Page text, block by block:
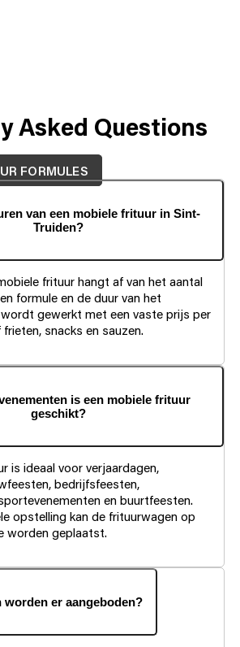
Asked Questions
FORMULES
van een mobiele frituur in Sint-
Truiden?
frituur hangt af van het aantal
formule en de duur van het
wordt gewerkt met een vaste prijs per
snacks en sauzen.
is een mobiele frituur
geschikt?
is ideaal voor verjaardagen,
bedrijfsfeesten,
en buurtfeesten.
opstelling kan de frituurwagen op
worden geplaatst.
worden er aangeboden?